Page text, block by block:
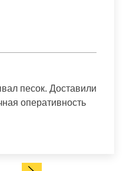
песок. Доставили
оперативность